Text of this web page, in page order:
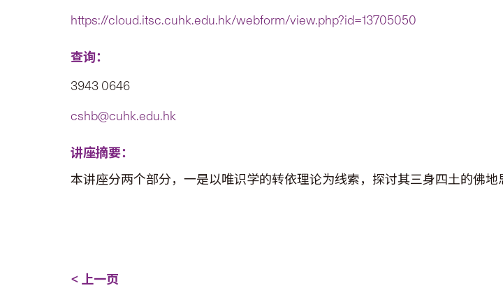
https://cloud.itsc.cuhk.edu.hk/webform/view.php?id=13705050
查询：
3943 0646
cshb@cuhk.edu.hk
讲座摘要：
本讲座分两个部分，一是以唯识学的转依理论为线索，探讨其三身四土的佛
< 上一页